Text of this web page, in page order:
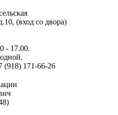
(вход со двора)
- 17.00.
(918) 171-66-26